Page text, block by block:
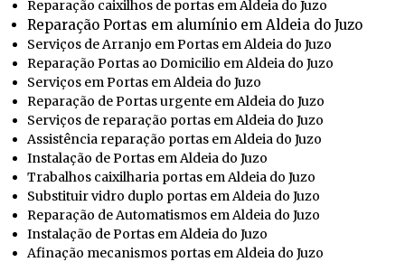
Reparação caixilhos de portas em Aldeia do Juzo
Reparação Portas em alumínio em Aldeia do Juzo
Serviços de Arranjo em Portas em Aldeia do Juzo
Reparação Portas ao Domicilio em Aldeia do Juzo
Serviços em Portas em Aldeia do Juzo
Reparação de Portas urgente em Aldeia do Juzo
Serviços de reparação portas em Aldeia do Juzo
Assistência reparação portas em Aldeia do Juzo
Instalação de Portas em Aldeia do Juzo
Trabalhos caixilharia portas em Aldeia do Juzo
Substituir vidro duplo portas em Aldeia do Juzo
Reparação de Automatismos em Aldeia do Juzo
Instalação de Portas em Aldeia do Juzo
Afinação mecanismos portas em Aldeia do Juzo